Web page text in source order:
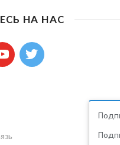
НА НАС